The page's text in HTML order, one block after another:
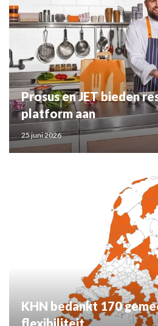
Prosus en JET bieden
platform aan
25 juni 2026
KHN bedankt 170
flexibiliteit